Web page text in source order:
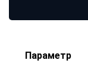
Параметр